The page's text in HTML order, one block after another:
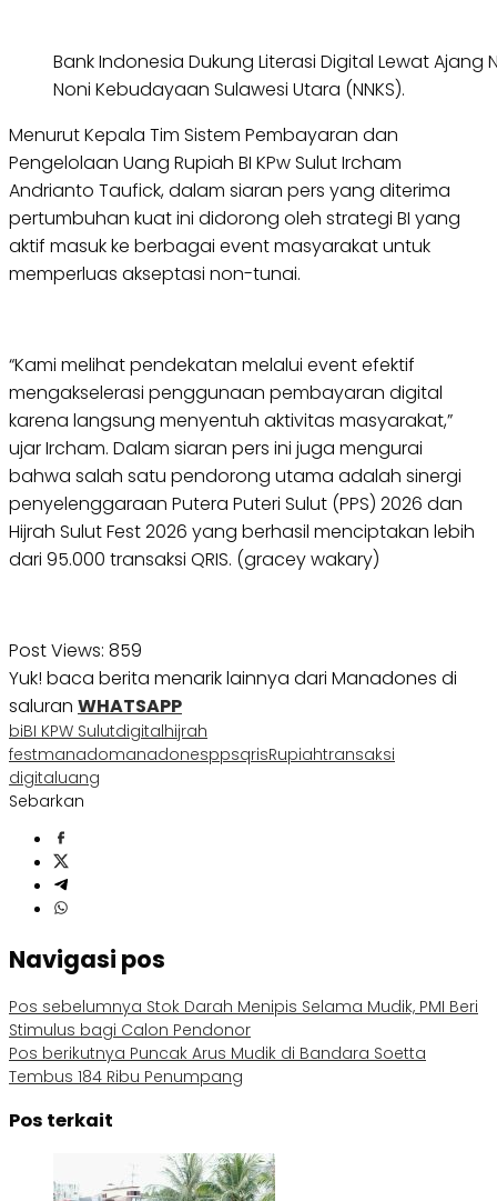
Bank Indonesia Dukung Literasi Digital Lewat Ajang
Noni Kebudayaan Sulawesi Utara (NNKS).
Menurut Kepala Tim Sistem Pembayaran dan
Pengelolaan Uang Rupiah BI KPw Sulut Ircham
Andrianto Taufick, dalam siaran pers yang diterima
pertumbuhan kuat ini didorong oleh strategi BI yang
aktif masuk ke berbagai event masyarakat untuk
memperluas akseptasi non-tunai.
“Kami melihat pendekatan melalui event efektif
mengakselerasi penggunaan pembayaran digital
karena langsung menyentuh aktivitas masyarakat,”
ujar Ircham. Dalam siaran pers ini juga mengurai
bahwa salah satu pendorong utama adalah sinergi
penyelenggaraan Putera Puteri Sulut (PPS) 2026 dan
Hijrah Sulut Fest 2026 yang berhasil menciptakan lebih
dari 95.000 transaksi QRIS. (gracey wakary)
Post Views: 859
Yuk! baca berita menarik lainnya dari Manadones di
saluran WHATSAPP
biBI KPW Sulutdigitalhijrah
festmanadomanadonesppsqrisRupiahtransaksi
digitaluang
Sebarkan
Navigasi pos
Pos sebelumnya Stok Darah Menipis Selama Mudik, PMI Beri
Stimulus bagi Calon Pendonor
Pos berikutnya Puncak Arus Mudik di Bandara Soetta
Tembus 184 Ribu Penumpang
Pos terkait